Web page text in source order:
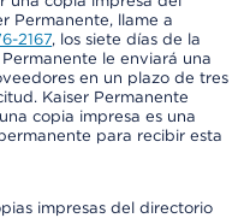
Permanente, llame a
2167, los siete días de la
le enviará una
en un plazo de tres
Kaiser Permanente
copia impresa es una
para recibir esta
impresas del directorio